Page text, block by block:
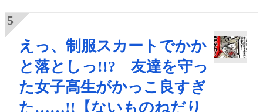
えっ、制服スカートでかか
と落としっ!!? 友達を守っ
た女子高生がかっこ良すぎ
た……!!【ないものねだり